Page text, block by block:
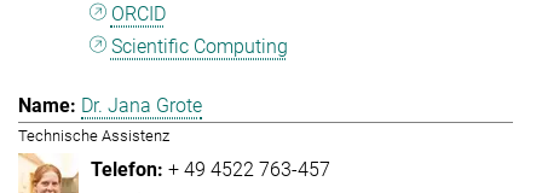
ORCID
Scientific Computing
Dr. Jana Grote
Technische Assistenz
+ 49 4522 763-457